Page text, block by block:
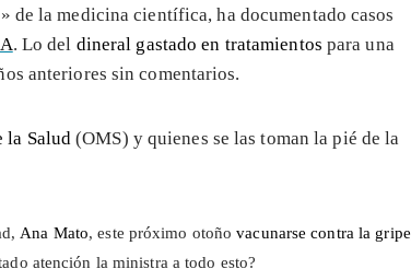
de la medicina científica, ha documentado casos
. Lo del dineral gastado en tratamientos para una
anteriores sin comentarios.
la Salud (OMS) y quienes se las toman la pié de la
Ana Mato,este próximo otoñovacunarse contra la gripe
atención la ministra a todo esto?